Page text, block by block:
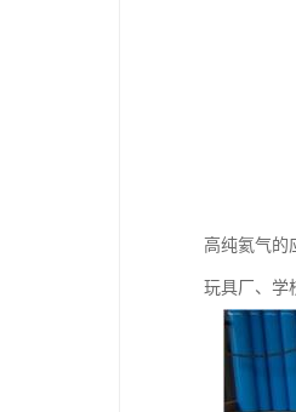
高纯氦气的
玩具厂、学